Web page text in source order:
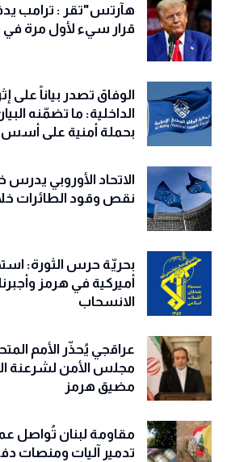
هآرتس"تقر : ترامب
قرار سيء لأول مرة في
الوفاق تصدر بياناً على
الداخلية: ما تضمّنه
بحملة أمنية على
الاتحاد الأوروبي يدرس
نقص وقود الطائرات
بحريّة حرس الثورة:
الانسحاب
عراقجي يُحذّر الأمم
مجلس الأمن لشرعنة
مضيق هرمز
مقاومة لبنان تُواصل
تدمير آليات ومنصات